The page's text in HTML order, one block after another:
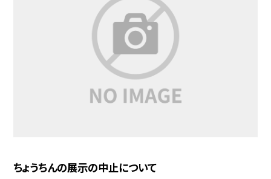
ちょうちんの展示の中止について